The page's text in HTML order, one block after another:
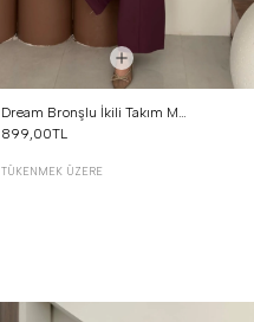
Dream Bronşlu İkili Takım Mürdüm
899,00TL
TÜKENMEK ÜZERE